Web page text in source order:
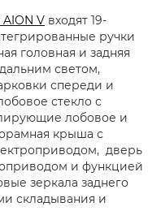
AION V входят 19-
ручки
головная и задняя
светом,
спереди и
стекло с
лобовое и
крыша с
дверь
и функцией
зеркала заднего
складывания и